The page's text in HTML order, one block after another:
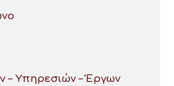
– Υπηρεσιών – Έργων